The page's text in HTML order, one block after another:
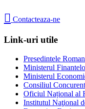
 Contacteaza-ne
Link-uri utile
Presedintele
Ministerul
Ministerul
Consiliul
Oficiul Național al
Institutul Naţional